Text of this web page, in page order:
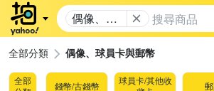
偶像、球
員卡與郵
幣
全部分類 偶像、球員卡與郵幣
全部
錢幣/古錢幣
球員卡/其他收